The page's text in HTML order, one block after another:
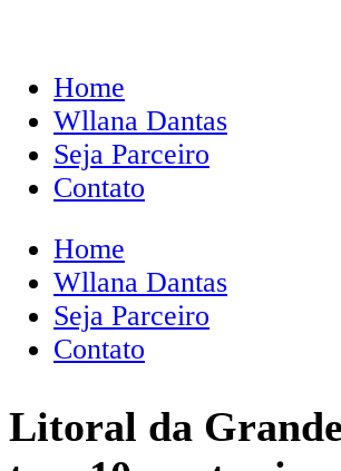
Home
Wllana Dantas
Seja Parceiro
Contato
Home
Wllana Dantas
Seja Parceiro
Contato
Litoral da